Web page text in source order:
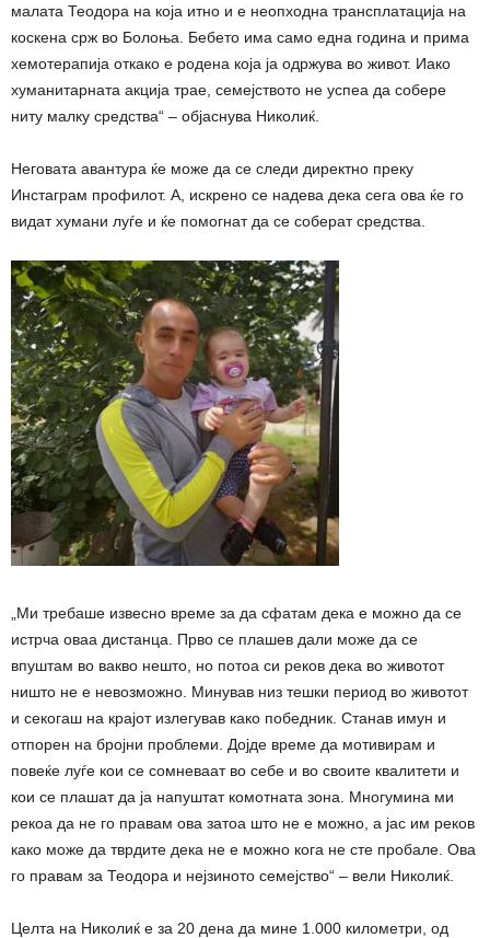
малата Теодора на која итно и е неопходна трансплатација на
коскена срж во Болоња. Бебето има само една година и прима
хемотерапија откако е родена која ја одржува во живот. Иако
хуманитарната акција трае, семејството не успеа да собере
ниту малку средства“ – објаснува Николиќ.
Неговата авантура ќе може да се следи директно преку
Инстаграм профилот. А, искрено се надева дека сега ова ќе го
видат хумани луѓе и ќе помогнат да се соберат средства.
„Ми требаше извесно време за да сфатам дека е можно да се
истрча оваа дистанца. Прво се плашев дали може да се
впуштам во вакво нешто, но потоа си реков дека во животот
ништо не е невозможно. Минував низ тешки период во животот
и секогаш на крајот излегував како победник. Станав имун и
отпорен на бројни проблеми. Дојде време да мотивирам и
повеќе луѓе кои се сомневаат во себе и во своите квалитети и
кои се плашат да ја напуштат комотната зона. Многумина ми
рекоа да не го правам ова затоа што не е можно, а јас им реков
како може да тврдите дека не е можно кога не сте пробале. Ова
го правам за Теодора и нејзиното семејство“ – вели Николиќ.
Целта на Николиќ е за 20 дена да мине 1.000 километри, од